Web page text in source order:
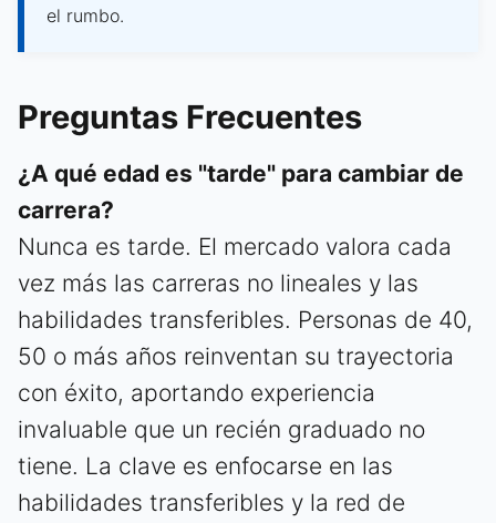
el rumbo.
Preguntas Frecuentes
¿A qué edad es "tarde" para cambiar de
carrera?
Nunca es tarde. El mercado valora cada
vez más las carreras no lineales y las
habilidades transferibles. Personas de 40,
50 o más años reinventan su trayectoria
con éxito, aportando experiencia
invaluable que un recién graduado no
tiene. La clave es enfocarse en las
habilidades transferibles y la red de